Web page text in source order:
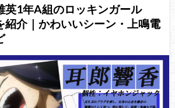
英1年A組のロッキンガール
紹介｜かわいいシーン・上鳴電